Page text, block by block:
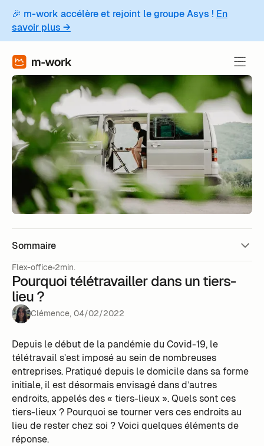
🎉 m-work accélère et rejoint le groupe Asys ! En
savoir plus →
Sommaire
Flex-office 2min.
Pourquoi télétravailler dans un tiers-
lieu ?
Clémence, 04/02/2022
Depuis le début de la pandémie du Covid-19, le
télétravail s’est imposé au sein de nombreuses
entreprises. Pratiqué depuis le domicile dans sa forme
initiale, il est désormais envisagé dans d’autres
endroits, appelés des « tiers-lieux ». Quels sont ces
tiers-lieux ? Pourquoi se tourner vers ces endroits au
lieu de rester chez soi ? Voici quelques éléments de
réponse.